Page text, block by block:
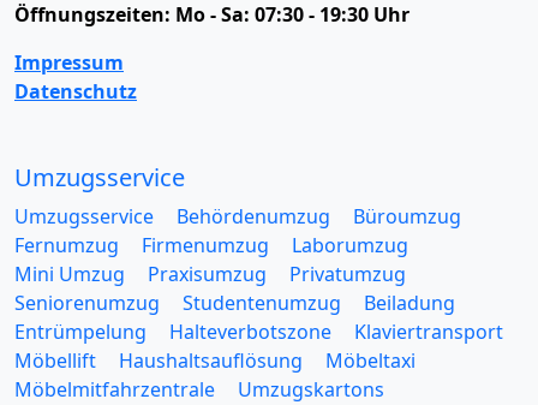
Öffnungszeiten: Mo - Sa: 07:30 - 19:30 Uhr
Impressum
Datenschutz
Umzugsservice
Umzugsservice Behördenumzug
Büroumzug
Fernumzug
Firmenumzug
Laborumzug
Mini Umzug
Praxisumzug
Privatumzug
Seniorenumzug
Studentenumzug
Beiladung
Entrümpelung
Halteverbotszone
Klaviertransport
Möbellift
Haushaltsauflösung
Möbeltaxi
Möbelmitfahrzentrale
Umzugskartons